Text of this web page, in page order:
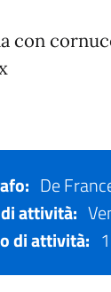
con
De
attività:
di attività: